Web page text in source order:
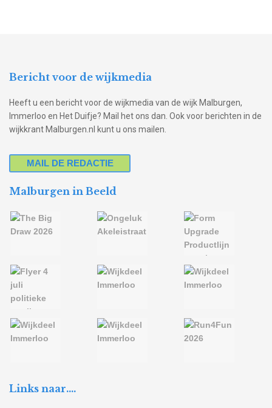
Bericht voor de wijkmedia
Heeft u een bericht voor de wijkmedia van de wijk Malburgen,
Immerloo en Het Duifje? Mail het ons dan. Ook voor berichten in de
wijkkrant Malburgen.nl kunt u ons mailen.
MAIL DE REDACTIE
Malburgen in Beeld
Links naar….